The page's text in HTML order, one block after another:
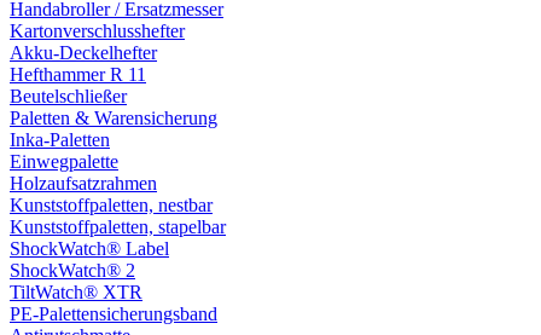
Handabroller / Ersatzmesser
Kartonverschlusshefter
Akku-Deckelhefter
Hefthammer R 11
Beutelschließer
Paletten & Warensicherung
Inka-Paletten
Einwegpalette
Holzaufsatzrahmen
Kunststoffpaletten, nestbar
Kunststoffpaletten, stapelbar
ShockWatch® Label
ShockWatch® 2
TiltWatch® XTR
PE-Palettensicherungsband